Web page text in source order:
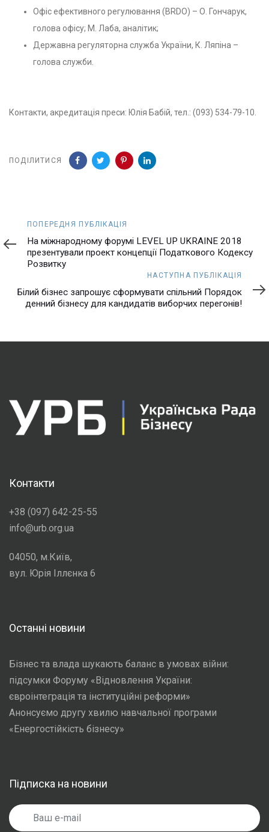
Офіс ефективного регулювання (BRDO) – О. Гончарук,
голова офісу; М. Лаба, аналітик;
Державна регуляторна служба України, К. Ляпіна –
голова служби.
Контакти, акредитація преси: Юлія Бабій, тел.: (093) 534-79-10.
ПОДІЛИТИСЯ
Попередня
публікація
ПОПЕРЕДНЯ ПУБЛІКАЦІЯ
На міжнародному форумі LEVEL UP UKRAINE 2018
презентували проект концепції Податкового Кодексу
Розвитку
публікація
НАСТУПНА ПУБЛІКАЦІЯ
Білий бізнес запрошує сформувати спільний Порядок
денний бізнесу для кандидатів виборчих перегонів!
Контакти
+38 (097) 642-25-55
info@urb.org.ua
04050, м.Київ,
вул. Юрія Іллєнка 6
Останні новини
Бізнес та влада шукають баланс в умовах війни:
підсумки Форуму «Відновлення України:
євроінтеграція та інституційні реформи»
Анонсуємо другу хвилю навчальної програми
«Енергостійкість бізнесу»
Підписка на новини